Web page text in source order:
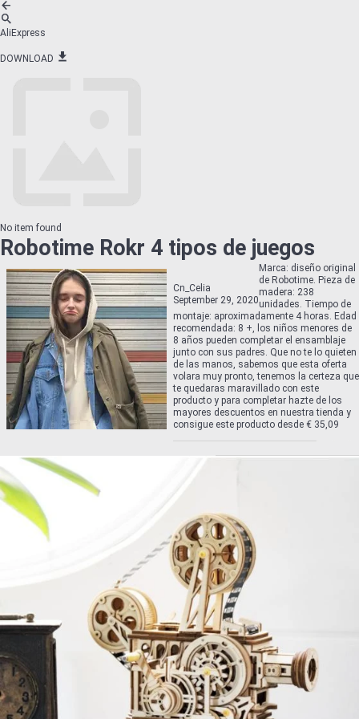
AliExpress
DOWNLOAD
No item found
Robotime Rokr 4 tipos de juegos
Cn_Celia
September 29, 2020
Marca: diseño original
de Robotime. Pieza de
madera: 238
unidades. Tiempo de
montaje: aproximadamente 4 horas. Edad
recomendada: 8 +, los niños menores de
8 años pueden completar el ensamblaje
junto con sus padres. Que no te lo quieten
de las manos, sabemos que esta oferta
volara muy pronto, tenemos la certeza que
te quedaras maravillado con este
producto y para completar hazte de los
mayores descuentos en nuestra tienda y
consigue este producto desde € 35,09